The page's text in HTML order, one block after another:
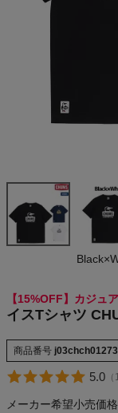
CHUMS
もっ
メンズカジュアルウ
【15%OFF】カジュ
イスTシャツ
商品番号
5.0 （
メーカー希望小売価格